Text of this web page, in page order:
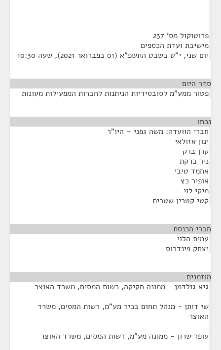
פרוטוקול מס' 237
מישיבת ועדת הכספים
יום שני, י"ט בשבט התשפ"א (01 בפברואר 2021), שעה 10:30
סדר היום
פטור ממע"מ לסובסידיות הניתנות לחברות המפעילות מעונות
נכחו
חברי הוועדה: משה גפני – היו"ר
ינון אזולאי
קרן ברק
ניר ברקת
אחמד טיבי
אופיר כץ
מיקי לוי
קטי קטרין שטרית
חברי הכנסת
עמית הלוי
יצחק פינדרוס
מוזמנים
גיא גולדמן - ממונה חקיקה, רשות המסים, משרד האוצר
שי דותן - מנהל תחום בכיר מע"מ, רשות המסים, משרד
האוצר
עופר שרון - ממונה מע"מ, רשות המסים, משרד האוצר